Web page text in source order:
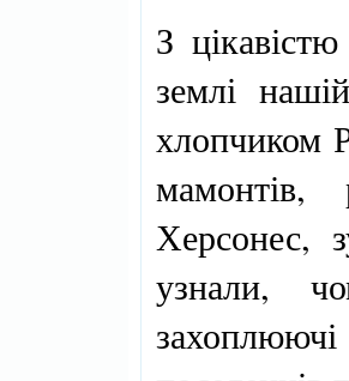
З
землі
хлопчиком
мамонтів,
Херсонес,
узнали,